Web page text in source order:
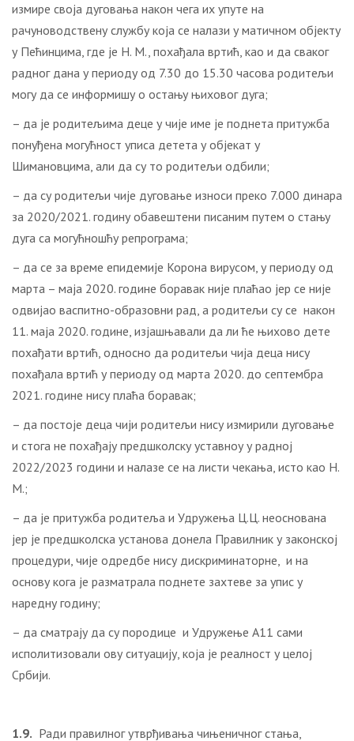
измире своја дуговања након чега их упуте на
рачуноводствену службу која се налази у матичном објекту
у Пећинцима, где је Н. М., похађала вртић, као и да сваког
радног дана у периоду од 7.30 до 15.30 часова родитељи
могу да се информишу о остању њиховог дуга;
– да је родитељима деце у чије име је поднета притужба
понуђена могућност уписа детета у објекат у
Шимановцима, али да су то родитељи одбили;
– да су родитељи чије дуговање износи преко 7.000 динара
за 2020/2021. годину обавештени писаним путем о стању
дуга са могућношћу репрограма;
– да се за време епидемије Корона вирусом, у периоду од
марта – маја 2020. године боравак није плаћао јер се није
одвијао васпитно-образовни рад, а родитељи су се након
11. маја 2020. године, изјашњавали да ли ће њихово дете
похађати вртић, односно да родитељи чија деца нису
похађала вртић у периоду од марта 2020. до септембра
2021. године нису плаћа боравак;
– да постоје деца чији родитељи нису измирили дуговање
и стога не похађају предшколску уставноу у радној
2022/2023 години и налазе се на листи чекања, исто као Н.
М.;
– да је притужба родитеља и Удружења Ц.Ц. неоснована
јер је предшколска установа донела Правилник у законској
процедури, чије одредбе нису дискриминаторне, и на
основу кога је разматрала поднете захтеве за упис у
наредну годину;
– да сматрају да су породице и Удружење А11 сами
исполитизовали ову ситуацију, која је реалност у целој
Србији.
1.9. Ради правилног утврђивања чињеничног стања,